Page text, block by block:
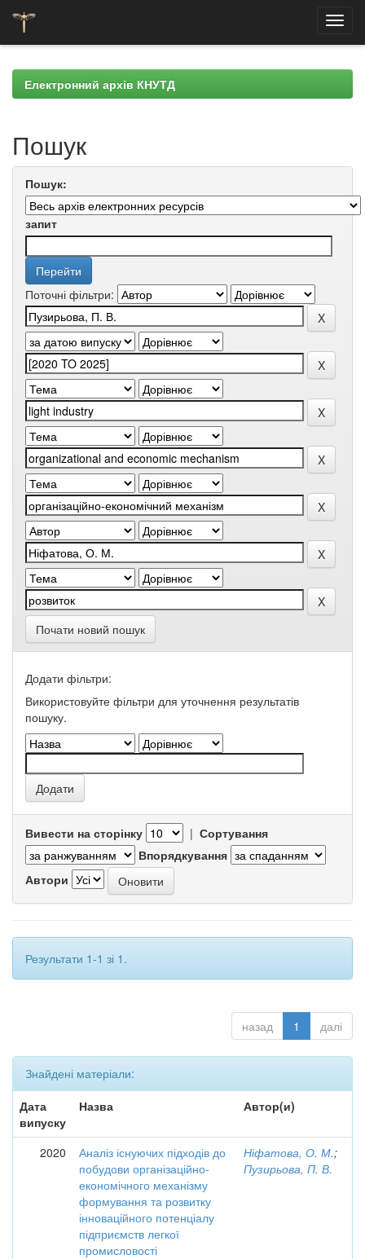
navigationЕлектронний архів КНУТД
Пошук
Пошук:
запит
Поточні фільтри:
Почати новий пошук
Додати фільтри:
Використовуйте фільтри для уточнення результатів
пошуку.
Вивести на сторінку | Сортування
Впорядкування
Автори
Результати 1-1 зі 1.
назад 1 далі
Знайдені матеріали:
Дата
випуску
Назва Автор(и)
2020
Аналіз існуючих підходів до
побудови організаційно-
економічного механізму
формування та розвитку
інноваційного потенціалу
підприємств легкої
промисловості
Ніфатова, О. М.;
Пузирьова, П. В.